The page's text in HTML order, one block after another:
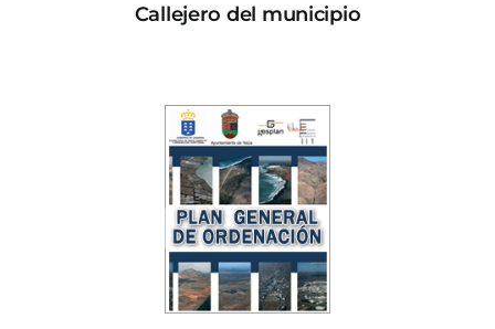
Callejero del municipio